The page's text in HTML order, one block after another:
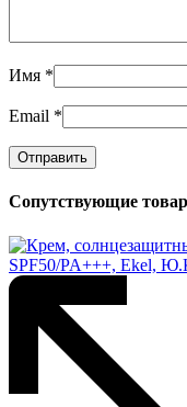
Имя *
Email *
Сопутствующие